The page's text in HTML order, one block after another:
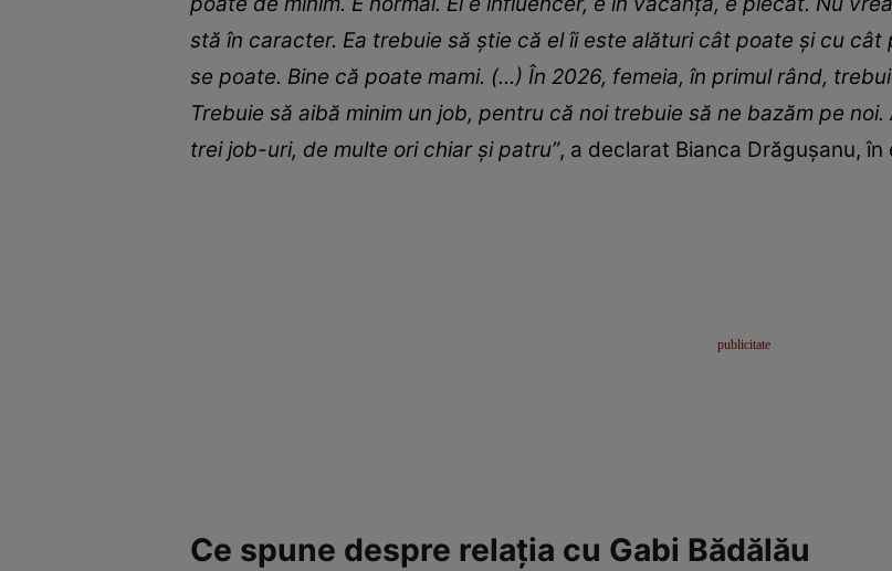
stă în caracter. Ea trebuie să știe că el îi este alături cât poate și cu
se poate. Bine că poate mami. (...) În 2026, femeia, în primul rând,
Trebuie să aibă minim un job, pentru că noi trebuie să ne bazăm pe
trei job-uri, de multe ori chiar și patru”, a declarat Bianca Drăgușanu,
Ce spune despre relația cu Gabi Bădălău